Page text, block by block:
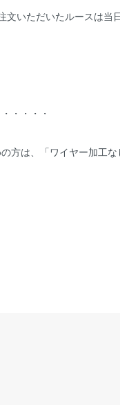
文いただいたルースは当
・・・・
方は、「ワイヤー加工